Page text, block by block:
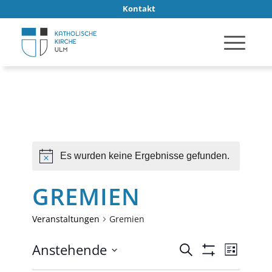
Kontakt
Hinweis
Es wurden keine Ergebnisse gefunden.
GREMIEN
Veranstaltungen Gremien
Suche Liste
Anstehende
Datum